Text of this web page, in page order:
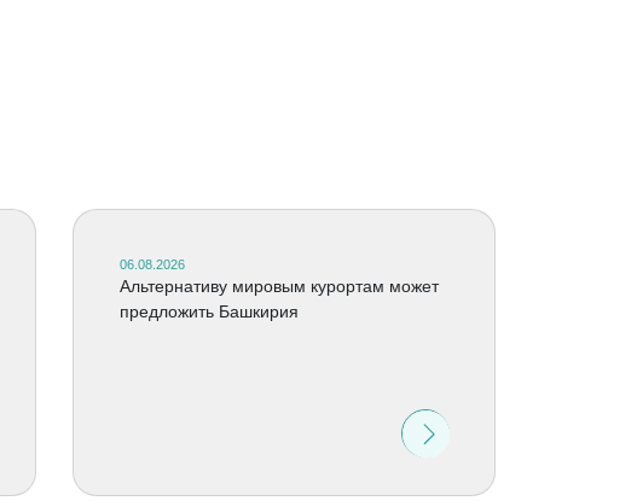
06.08.2026
Альтернативу мировым курортам может
предложить Башкирия